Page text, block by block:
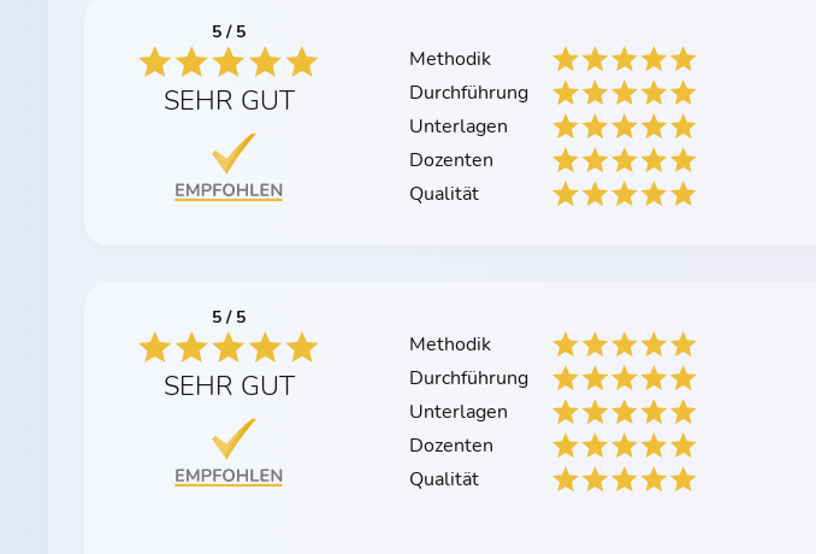
5 / 5
SEHR GUT
Methodik
Durchführung
Unterlagen
Dozenten
Qualität
5 / 5
SEHR GUT
Methodik
Durchführung
Unterlagen
Dozenten
Qualität